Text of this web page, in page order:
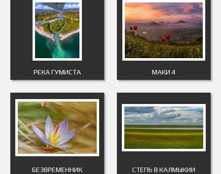
РЕКА ГУМИСТА МАКИ 4
БЕЗВРЕМЕННИК СТЕПЬ В КАЛМЫКИИ